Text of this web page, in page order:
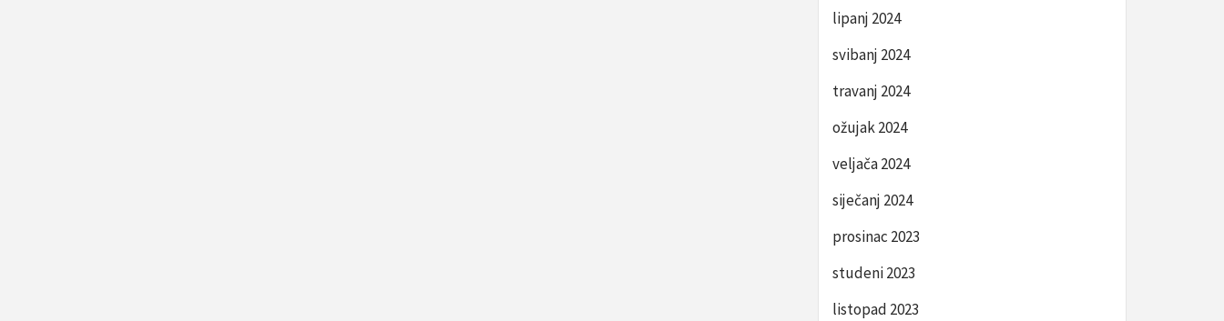
lipanj 2024
svibanj 2024
travanj 2024
ožujak 2024
veljača 2024
siječanj 2024
prosinac 2023
studeni 2023
listopad 2023